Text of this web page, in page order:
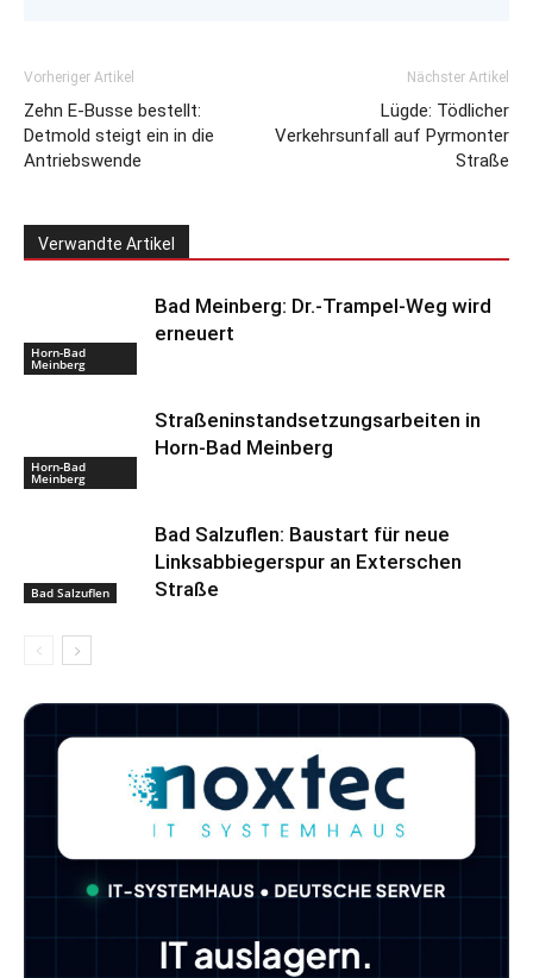
Vorheriger Artikel
Zehn E-Busse bestellt:
Detmold steigt ein in die
Antriebswende
Nächster Artikel
Lügde: Tödlicher
Verkehrsunfall auf Pyrmonter
Straße
Verwandte Artikel
Horn-Bad
Meinberg
Bad Meinberg: Dr.-Trampel-Weg wird
erneuert
Horn-Bad
Meinberg
Straßeninstandsetzungsarbeiten in
Horn-Bad Meinberg
Bad Salzuflen
Bad Salzuflen: Baustart für neue
Linksabbiegerspur an Exterschen
Straße